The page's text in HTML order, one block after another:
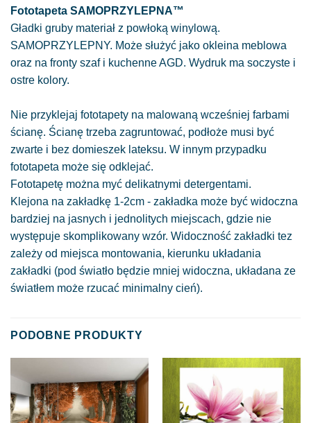
Fototapeta SAMOPRZYLEPNA™
Gładki gruby materiał z powłoką winylową.
SAMOPRZYLEPNY. Może służyć jako okleina meblowa
oraz na fronty szaf i kuchenne AGD. Wydruk ma soczyste i
ostre kolory.
Nie przyklejaj fototapety na malowaną wcześniej farbami
ścianę. Ścianę trzeba zagruntować, podłoże musi być
zwarte i bez domieszek lateksu. W innym przypadku
fototapeta może się odklejać.
Fototapetę można myć delikatnymi detergentami.
Klejona na zakładkę 1-2cm - zakładka może być widoczna
bardziej na jasnych i jednolitych miejscach, gdzie nie
występuje skomplikowany wzór. Widoczność zakładki tez
zależy od miejsca montowania, kierunku układania
zakładki (pod światło będzie mniej widoczna, układana ze
światłem może rzucać minimalny cień).
PODOBNE PRODUKTY